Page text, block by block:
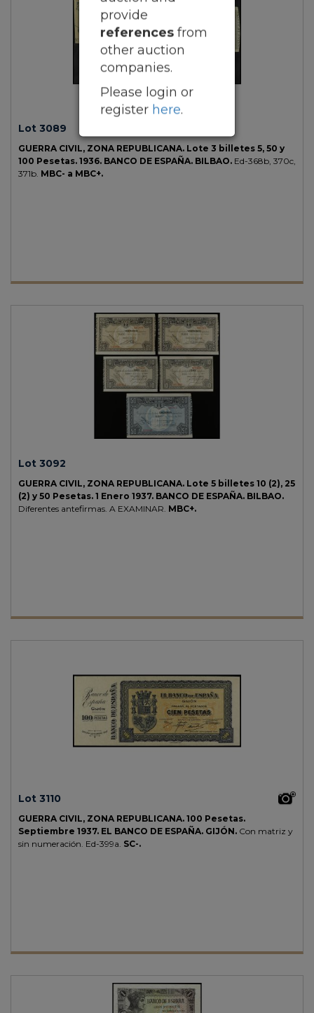
Lot 3089
GUERRA CIVIL, ZONA REPUBLICANA. Lote 3 billetes 5, 50 y
100 Pesetas. 1936. BANCO DE ESPAÑA. BILBAO. Ed-368b, 370c,
371b. MBC- a MBC+.
Lot 3092
GUERRA CIVIL, ZONA REPUBLICANA. Lote 5 billetes 10 (2), 25
(2) y 50 Pesetas. 1 Enero 1937. BANCO DE ESPAÑA. BILBAO.
Diferentes antefirmas. A EXAMINAR. MBC+.
Lot 3110
GUERRA CIVIL, ZONA REPUBLICANA. 100 Pesetas.
Septiembre 1937. EL BANCO DE ESPAÑA. GIJÓN. Con matriz y
sin numeración. Ed-399a. SC-.
provide
references from
other auction
companies.
Please login or
register here.